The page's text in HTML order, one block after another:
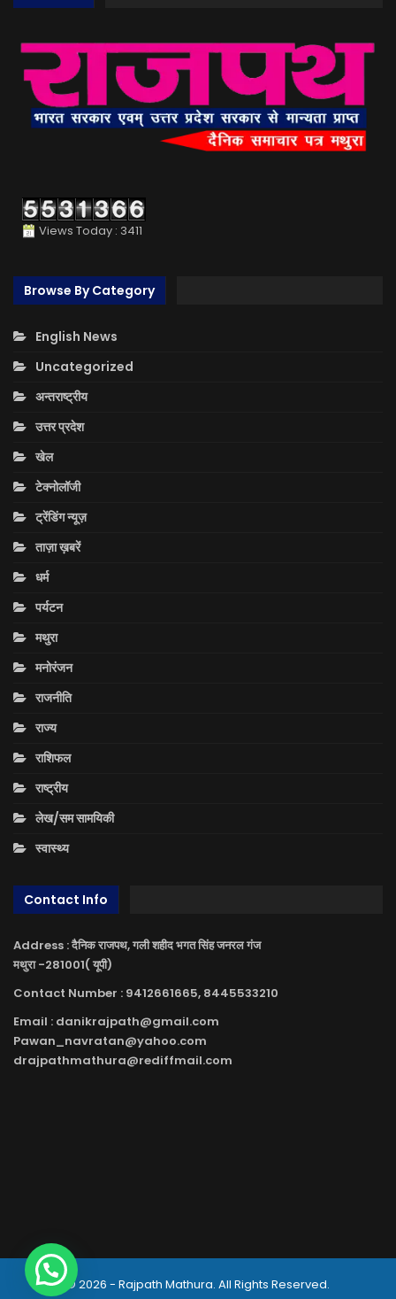
Views Today : 3411
Browse By Category
English News
Uncategorized
अन्तराष्ट्रीय
उत्तर प्रदेश
खेल
टेक्नोलॉजी
ट्रेंडिंग न्यूज़
ताज़ा ख़बरें
धर्म
पर्यटन
मथुरा
मनोरंजन
राजनीति
राज्य
राशिफल
राष्ट्रीय
लेख/सम सामयिकी
स्वास्थ्य
Contact Info
Address : दैनिक राजपथ, गली शहीद भगत सिंह जनरल गंज
मथुरा -281001( यूपी)
Contact Number : 9412661665, 8445533210
Email : danikrajpath@gmail.com
Pawan_navratan@yahoo.com
drajpathmathura@rediffmail.com
© 2026 - Rajpath Mathura. All Rights Reserved.